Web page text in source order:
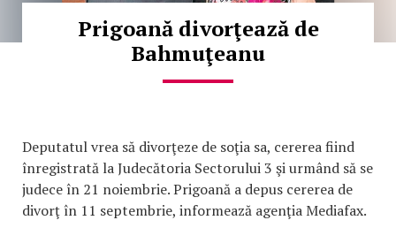
Prigoană divorţează de
Bahmuţeanu
Deputatul vrea să divorţeze de soţia sa, cererea fiind
înregistrată la Judecătoria Sectorului 3 şi urmând să se
judece în 21 noiembrie. Prigoană a depus cererea de
divorţ în 11 septembrie, informează agenţia Mediafax.